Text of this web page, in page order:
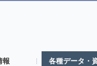
報 各種データ・